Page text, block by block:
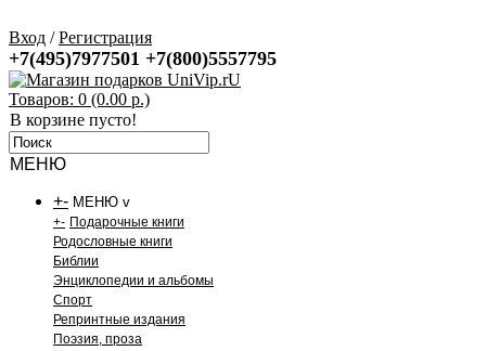
Вход /Регистрация
+7(495)7977501 +7(800)5557795
Товаров: 0 (0.00 р.)
В корзине пусто!
МЕНЮ
+- МЕНЮ v
+- Подарочные книги
Родословные книги
Библии
Энциклопедии и альбомы
Спорт
Репринтные издания
Поэзия, проза